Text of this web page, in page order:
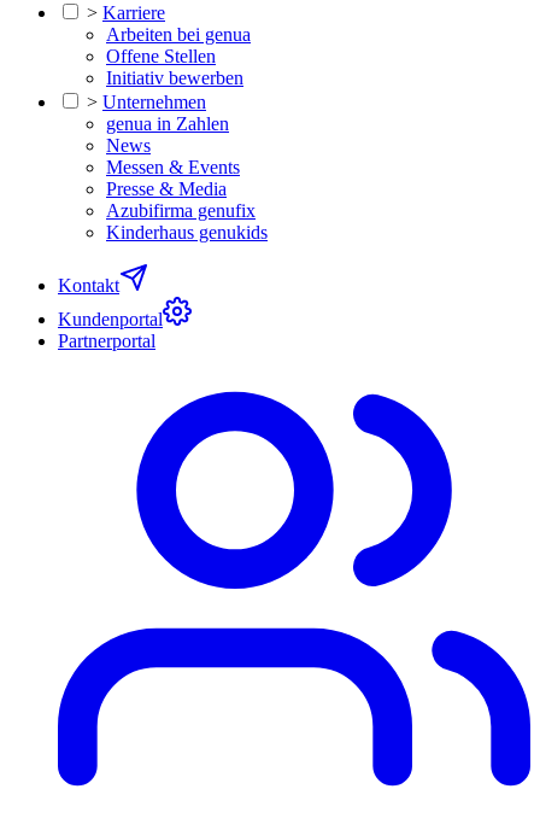
> Karriere
Arbeiten bei genua
Offene Stellen
Initiativ bewerben
> Unternehmen
genua in Zahlen
News
Messen & Events
Presse & Media
Azubifirma genufix
Kinderhaus genukids
Kontakt
Kundenportal
Partnerportal